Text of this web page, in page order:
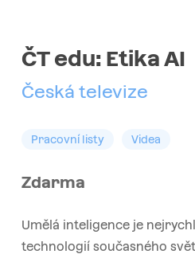
ČT edu: Etika AI
Česká televize
Pracovní listy Videa
Zdarma
Umělá inteligence je
technologií současného